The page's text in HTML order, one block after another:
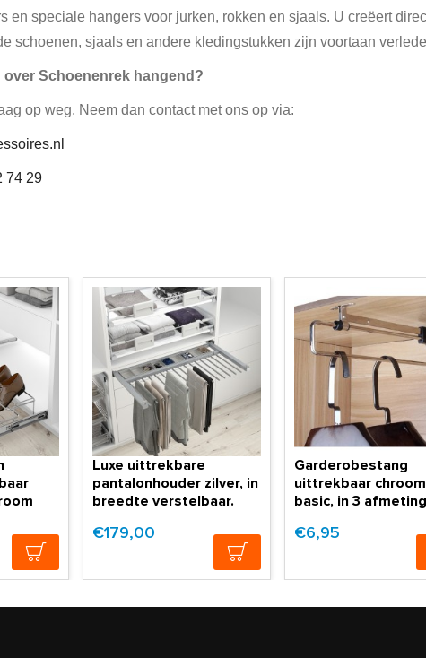
en speciale hangers voor jurken, rokken en sjaals. U creëert
schoenen, sjaals en andere kledingstukken zijn voortaan
over Schoenenrek hangend?
op weg. Neem dan contact met ons op via:
74 29
Luxe uittrekbare
pantalonhouder zilver, in
breedte verstelbaar.
€179,00
Garderobestang
uittrekbaar chroom
basic, in 3
€6,95